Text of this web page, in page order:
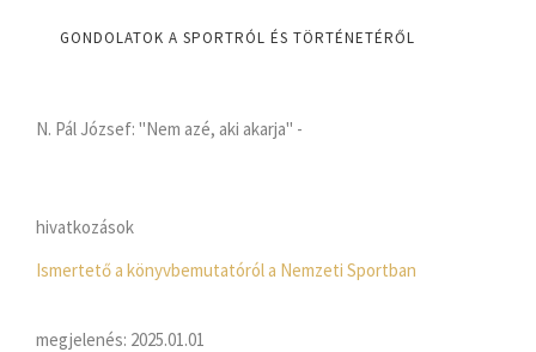
GONDOLATOK A SPORTRÓL ÉS TÖRTÉNETÉRŐL
N. Pál József: "Nem azé, aki akarja" -
hivatkozások
Ismertető a könyvbemutatóról a Nemzeti Sportban
megjelenés: 2025.01.01